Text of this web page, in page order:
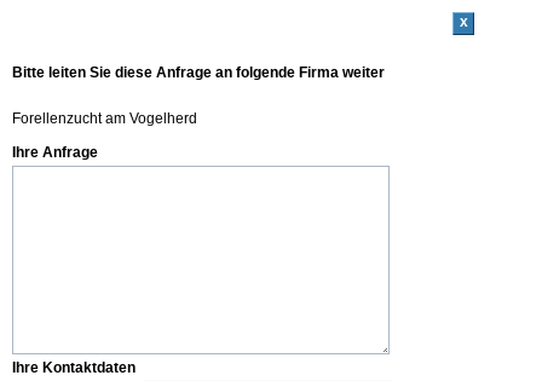
x
Bitte leiten Sie diese Anfrage an folgende Firma weiter
Forellenzucht am Vogelherd
Ihre Anfrage
Ihre Kontaktdaten